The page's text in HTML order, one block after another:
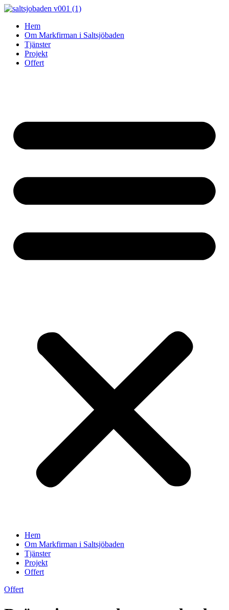
Skip
contentHem
Om Markfirman i Saltsjöbaden
Tjänster
Projekt
Offert
Hem
Om Markfirman i Saltsjöbaden
Tjänster
Projekt
Offert
Offert